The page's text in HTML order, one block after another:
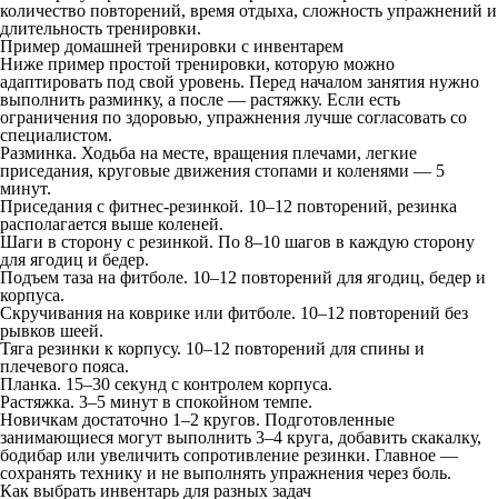
количество повторений, время отдыха, сложность упражнений и
длительность тренировки.
Пример домашней тренировки с инвентарем
Ниже пример простой тренировки, которую можно
адаптировать под свой уровень. Перед началом занятия нужно
выполнить разминку, а после — растяжку. Если есть
ограничения по здоровью, упражнения лучше согласовать со
специалистом.
Разминка. Ходьба на месте, вращения плечами, легкие
приседания, круговые движения стопами и коленями — 5
минут.
Приседания с фитнес-резинкой. 10–12 повторений, резинка
располагается выше коленей.
Шаги в сторону с резинкой. По 8–10 шагов в каждую сторону
для ягодиц и бедер.
Подъем таза на фитболе. 10–12 повторений для ягодиц, бедер и
корпуса.
Скручивания на коврике или фитболе. 10–12 повторений без
рывков шеей.
Тяга резинки к корпусу. 10–12 повторений для спины и
плечевого пояса.
Планка. 15–30 секунд с контролем корпуса.
Растяжка. 3–5 минут в спокойном темпе.
Новичкам достаточно 1–2 кругов. Подготовленные
занимающиеся могут выполнить 3–4 круга, добавить скакалку,
бодибар или увеличить сопротивление резинки. Главное —
сохранять технику и не выполнять упражнения через боль.
Как выбрать инвентарь для разных задач